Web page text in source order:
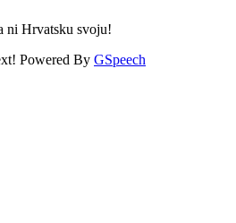
ni Hrvatsku svoju!
Powered By GSpeech